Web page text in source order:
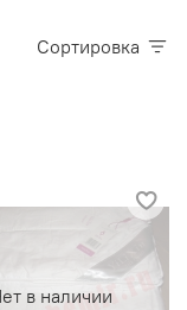
Сортировка
в наличии